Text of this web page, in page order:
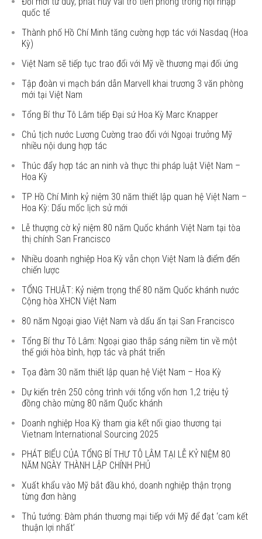
quốc tế
Thành phố Hồ Chí Minh tăng cường hợp tác với Nasdaq (Hoa
Kỳ)
Việt Nam sẽ tiếp tục trao đổi với Mỹ về thương mại đối ứng
Tập đoàn vi mạch bán dẫn Marvell khai trương 3 văn phòng
mới tại Việt Nam
Tổng Bí thư Tô Lâm tiếp Đại sứ Hoa Kỳ Marc Knapper
Chủ tịch nước Lương Cường trao đổi với Ngoại trưởng Mỹ
nhiều nội dung hợp tác
Thúc đẩy hợp tác an ninh và thực thi pháp luật Việt Nam –
Hoa Kỳ
TP Hồ Chí Minh kỷ niệm 30 năm thiết lập quan hệ Việt Nam –
Hoa Kỳ: Dấu mốc lịch sử mới
Lễ thượng cờ kỷ niệm 80 năm Quốc khánh Việt Nam tại tòa
thị chính San Francisco
Nhiều doanh nghiệp Hoa Kỳ vẫn chọn Việt Nam là điểm đến
chiến lược
TỔNG THUẬT: Kỷ niệm trọng thể 80 năm Quốc khánh nước
Cộng hòa XHCN Việt Nam
80 năm Ngoại giao Việt Nam và dấu ấn tại San Francisco
Tổng Bí thư Tô Lâm: Ngoại giao thắp sáng niềm tin về một
thế giới hòa bình, hợp tác và phát triển
Tọa đàm 30 năm thiết lập quan hệ Việt Nam – Hoa Kỳ
Dự kiến trên 250 công trình với tổng vốn hơn 1,2 triệu tỷ
đồng chào mừng 80 năm Quốc khánh
Doanh nghiệp Hoa Kỳ tham gia kết nối giao thương tại
Vietnam International Sourcing 2025
PHÁT BIỂU CỦA TỔNG BÍ THƯ TÔ LÂM TẠI LỄ KỶ NIỆM 80
NĂM NGÀY THÀNH LẬP CHÍNH PHỦ
Xuất khẩu vào Mỹ bắt đầu khó, doanh nghiệp thận trọng
từng đơn hàng
Thủ tướng: Đàm phán thương mại tiếp với Mỹ để đạt ‘cam kết
thuận lợi nhất’